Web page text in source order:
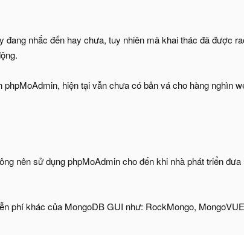
nhắc đến hay chưa, tuy nhiên mã khai thác đã được
hiện tại vẫn chưa có bản vá cho hàng nghìn
nên sử dụng phpMoAdmin cho đến khi nhà phát triển đưa
phí khác của MongoDB GUI như: RockMongo,